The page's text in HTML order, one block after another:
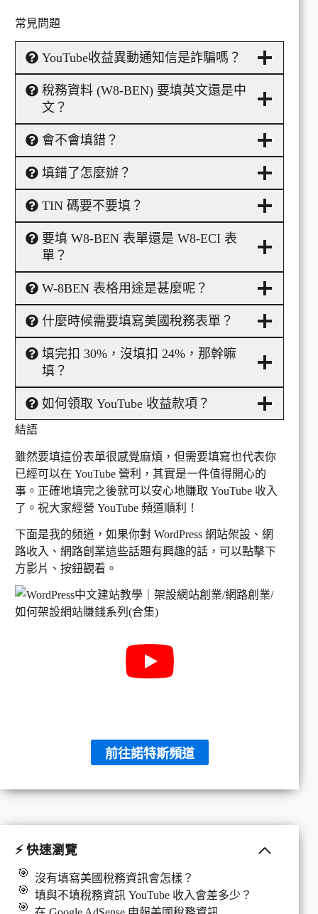
常見問題
YouTube收益異動通知信是詐騙嗎？
稅務資料 (W8-BEN) 要填英文還是中
文？
會不會填錯？
填錯了怎麼辦？
TIN 碼要不要填？
要填 W8-BEN 表單還是 W8-ECI 表
單？
W-8BEN 表格用途是甚麼呢？
什麼時候需要填寫美國稅務表單？
填完扣 30%，沒填扣 24%，那幹嘛
填？
如何領取 YouTube 收益款項？
結語
雖然要填這份表單很感覺麻煩，但需要填寫也代表你
已經可以在 YouTube 營利，其實是一件值得開心的
事。正確地填完之後就可以安心地賺取 YouTube 收入
了。祝大家經營 YouTube 頻道順利！
下面是我的頻道，如果你對 WordPress 網站架設、網
路收入、網路創業這些話題有興趣的話，可以點擊下
方影片、按鈕觀看。
前往諾特斯頻道
⚡ 快速瀏覽
沒有填寫美國稅務資訊會怎樣？
填與不填稅務資訊 YouTube 收入會差多少？